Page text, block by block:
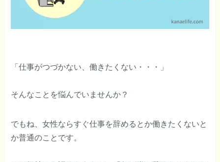
「仕事がつづかない、働きたくない・・・」
そんなことを悩んでいませんか？
でもね、女性ならすぐ仕事を辞めるとか働きたくないと
か普通のことです。